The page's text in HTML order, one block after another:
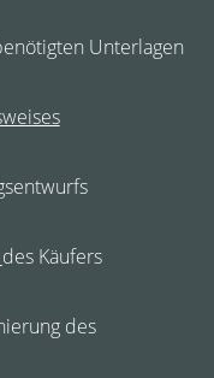
Unterlagen
des Käufers
des